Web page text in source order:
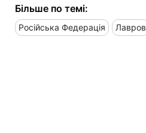
Більше по темі:
Російська Федерація Лавров